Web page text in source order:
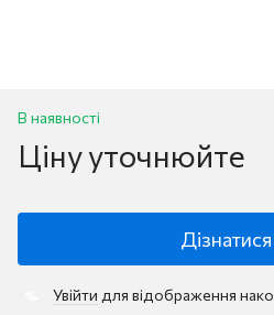
В наявності
Ціну уточнюйте
Дізнатися
Увійти для відображення